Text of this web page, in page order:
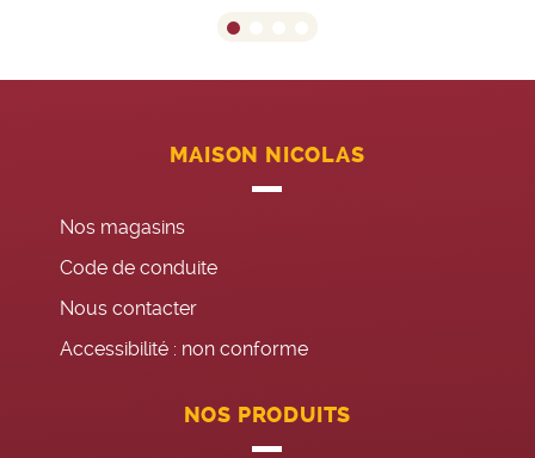
MAISON NICOLAS
Nos magasins
Code de conduite
Nous contacter
Accessibilité : non conforme
NOS PRODUITS